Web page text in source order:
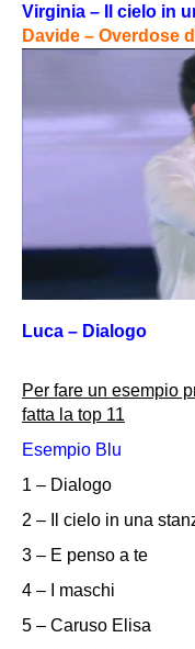
Virginia – Il cielo in
Davide – Overdose
Luca – Dialogo
Per fare un esempio
fatta la top 11
Esempio Blu
1 – Dialogo
2 – Il cielo in una
3 – E penso a te
4 – I maschi
5 – Caruso Elisa